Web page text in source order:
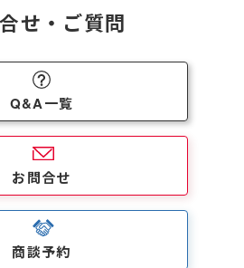
せ・ご質問
Q&A一覧
お問合せ
商談予約